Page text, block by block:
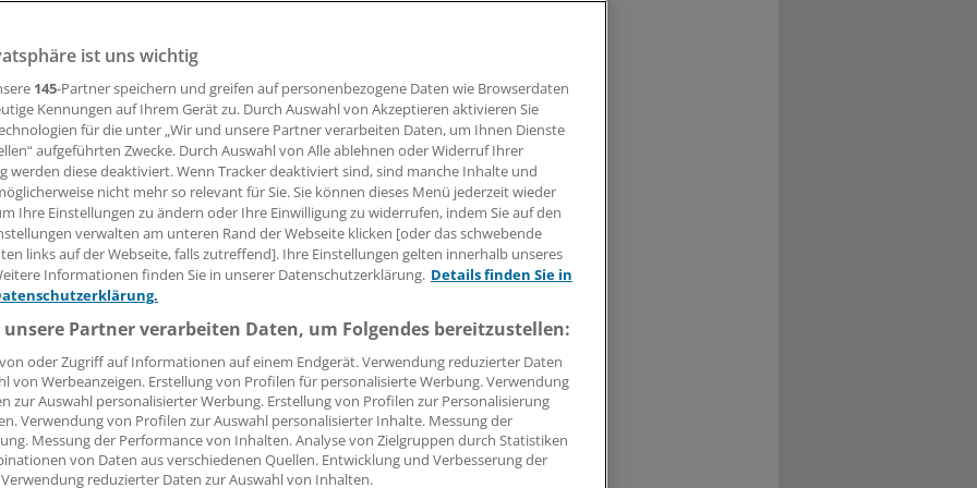
wird Antidiabetika nicht gerecht - zum Nachteil für
Leserin, lieber Leser,
Beitrag können Sie lesen, sobald Sie sich eingeloggt haben.
Jetzt anmelden »
Kostenlos registrieren »
vergessen?
Problem beim Login?
ist mit wenigen Klicks erledigt und kostenlos.
des kostenlosen Login:
Analysen, Hintergründe und Infografiken
Interviews und Praxis-Tipps
auf allemedizinischen Berichte und Kommentare
ist uns wichtig
145-Partner speichern und greifen auf personenbezogene Daten wie Browserdaten
Kennungen auf Ihrem Gerät zu. Durch Auswahl von Akzeptieren aktivieren Sie
für die unter „Wir und unsere Partner verarbeiten Daten, um Ihnen Dienste
aufgeführten Zwecke. Durch Auswahl von Alle ablehnen oder Widerruf Ihrer
werden diese deaktiviert. Wenn Tracker deaktiviert sind, sind manche Inhalte und
nicht mehr so relevant für Sie. Sie können dieses Menü jederzeit wieder
Ihre Einstellungen zu ändern oder Ihre Einwilligung zu widerrufen, indem Sie auf den
verwalten am unteren Rand der Webseite klicken [oder das schwebende
links auf der Webseite, falls zutreffend]. Ihre Einstellungen gelten innerhalb unseres
Informationen finden Sie in unserer Datenschutzerklärung. Details finden Sie in
Partner verarbeiten Daten, um Folgendes bereitzustellen:
oder Zugriff auf Informationen auf einem Endgerät. Verwendung reduzierter Daten
von Werbeanzeigen. Erstellung von Profilen für personalisierte Werbung. Verwendung
zur Auswahl personalisierter Werbung. Erstellung von Profilen zur Personalisierung
Verwendung von Profilen zur Auswahl personalisierter Inhalte. Messung der
Messung der Performance von Inhalten. Analyse von Zielgruppen durch Statistiken
von Daten aus verschiedenen Quellen. Entwicklung und Verbesserung der
reduzierter Daten zur Auswahl von Inhalten.